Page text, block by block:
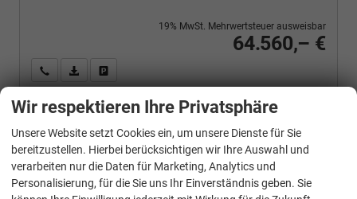
64.560,– €
19% MwSt. Mehrwertsteuer ausweisbar
Wir rufen Sie anPDF-Fahrzeugexposé drucken
Volkswagen T7 California
Beach Tour 2.0 TDI DSG
Wir respektieren Ihre Privatsphäre
Unsere Website setzt Cookies ein, um unsere Dienste für Sie
bereitzustellen. Hierbei berücksichtigen wir Ihre Auswahl und
verarbeiten nur die Daten für Marketing, Analytics und
Personalisierung, für die Sie uns Ihr Einverständnis geben. Sie